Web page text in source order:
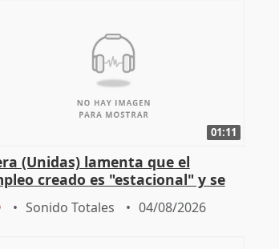
01:11
(Unidas) lamenta que el
creado es "estacional" y se
al acabar el verano
Sonido Totales 04/08/2026